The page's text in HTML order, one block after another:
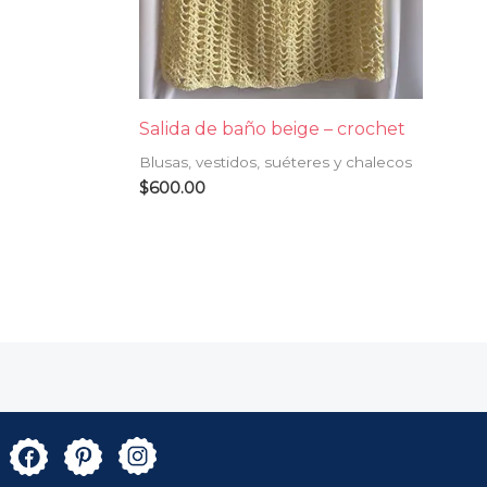
Salida de baño beige – crochet
Blusas, vestidos, suéteres y chalecos
$600.00